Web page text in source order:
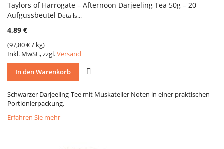
Taylors of Harrogate – Afternoon Darjeeling Tea 50g – 20
Aufgussbeutel Details...
4,89 €
(97,80 €/ kg)
Inkl. MwSt., zzgl.Versand
In den Warenkorb
Schwarzer Darjeeling-Tee mit Muskateller Noten in einer praktischen
Portionierpackung.
Erfahren Sie mehr